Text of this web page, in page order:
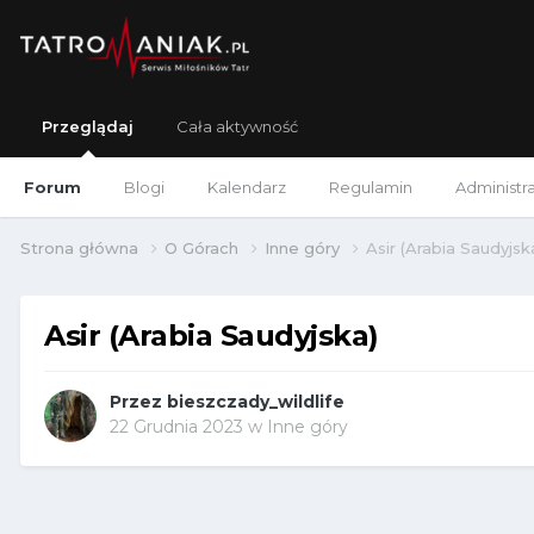
Przeglądaj
Forum Blogi Kalendarz Regulamin
Cała aktywność
Strona główna O Górach Inne góry Asir (Arabia
Asir (Arabia Saudyjska)
Przez bieszczady_wildlife
22 Grudnia 2023 w Inne góry